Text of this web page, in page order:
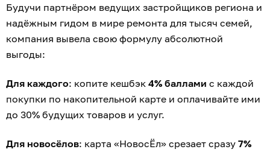
Будучи партнёром ведущих застройщиков региона и
надёжным гидом в мире ремонта для тысяч семей,
компания вывела свою формулу абсолютной
выгоды:
Для каждого: копите кешбэк 4% баллами с каждой
покупки по накопительной карте и оплачивайте ими
до 30% будущих товаров и услуг.
Для новосёлов: карта «НовосЁл» срезает сразу 7%